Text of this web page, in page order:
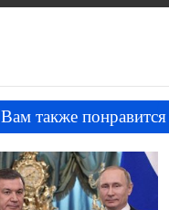
Вам также понравится